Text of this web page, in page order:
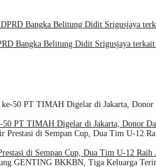
Bangka Belitung Didit Srigusjaya
PT TIMAH Digelar di Jakarta, Donor
di Sempan Cup, Dua Tim U-12 Raih